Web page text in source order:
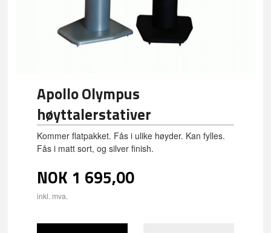
Apollo Olympus
høyttalerstativer
Kommer flatpakket. Fås i ulike høyder. Kan fylles.
Fås i matt sort, og silver finish.
NOK 1 695,00
inkl. mva.